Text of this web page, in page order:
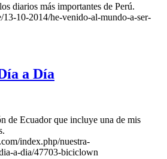
diarios más importantes de Perú.
10-2014/he-venido-al-mundo-a-ser-
a Día
de Ecuador que incluye una de mis
index.php/nuestra-
a-dia/47703-biciclown